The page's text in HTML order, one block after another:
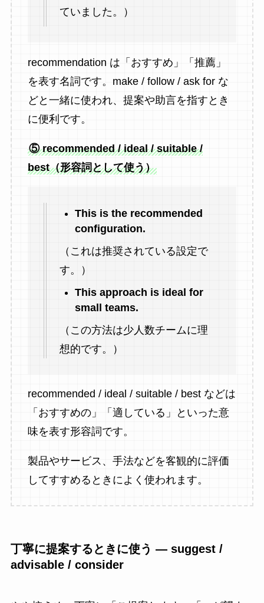
ていました。）
recommendation は「おすすめ」「推薦」
を表す名詞です。make / follow / ask for な
どと一緒に使われ、提案や助言を指すとき
に便利です。
⑤ recommended / ideal / suitable /
best（形容詞として使う）
This is the recommended
configuration.
（これは推奨されている設定で
す。）
This approach is ideal for
small teams.
（この方法は少人数チームに理
想的です。）
recommended / ideal / suitable / best などは
「おすすめの」「適している」といった意
味を表す形容詞です。
製品やサービス、手法などを客観的に評価
してすすめるときによく使われます。
丁寧に提案するときに使う ― suggest /
advisable / consider